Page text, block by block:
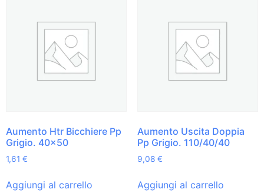
Aumento Htr Bicchiere Pp
Grigio. 40×50
1,61 €
Aggiungi al carrello
Aumento Uscita Doppia
Pp Grigio. 110/40/40
9,08 €
Aggiungi al carrello